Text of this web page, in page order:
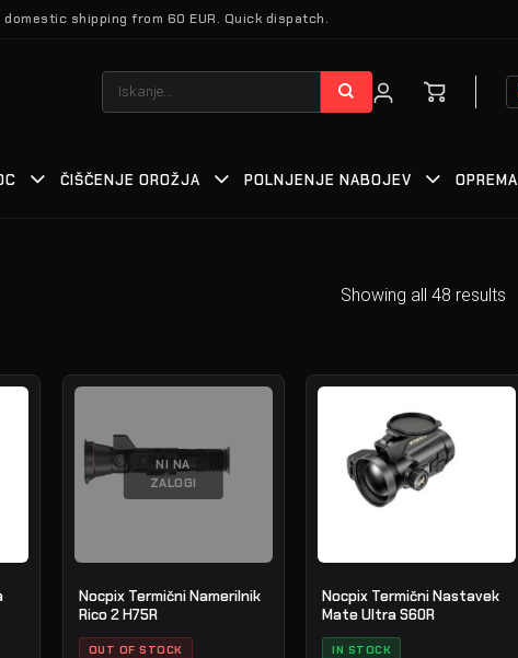
shipping from 60 EUR. Quick dispatch.
Išči:
ČIŠČENJE OROŽJA POLNJENJE NABOJEV OPREMA
Showing all 48 results
NI NA
ZALOGI
Nocpix Termični Namerilnik
Rico 2 H75R
OUT OF STOCK
Nocpix Termični Nastavek
Mate Ultra S60R
IN STOCK